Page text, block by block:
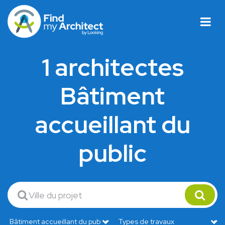
1 architectes
Bâtiment
accueillant du
public